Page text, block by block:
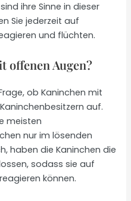
ihre Sinne in dieser
Sie jederzeit auf
und flüchten.
offenen Augen?
ob Kaninchen mit
auf.
meisten
nur im lösenden
haben die Kaninchen die
sodass sie auf
können.